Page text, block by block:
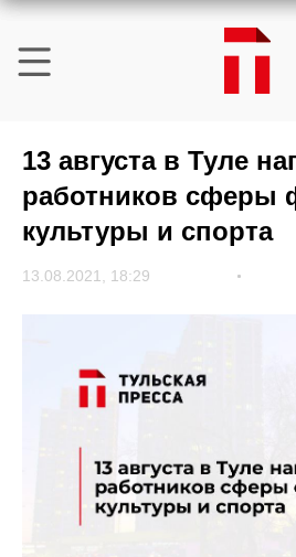
13 августа в Туле
работников сферы
культуры и спорта
13.08.2021, 18:29